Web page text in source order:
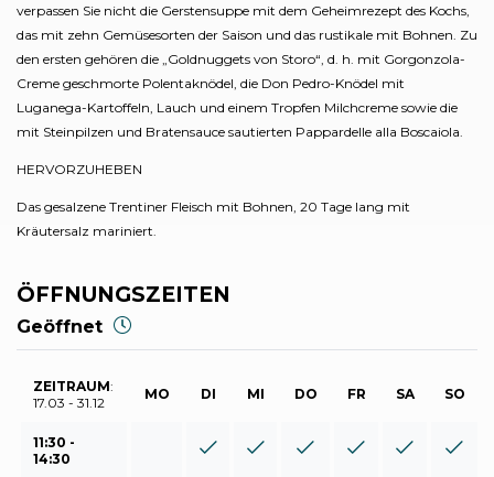
verpassen Sie nicht die Gerstensuppe mit dem Geheimrezept des Kochs,
das mit zehn Gemüsesorten der Saison und das rustikale mit Bohnen. Zu
den ersten gehören die „Goldnuggets von Storo“, d. h. mit Gorgonzola-
Creme geschmorte Polentaknödel, die Don Pedro-Knödel mit
Luganega-Kartoffeln, Lauch und einem Tropfen Milchcreme sowie die
mit Steinpilzen und Bratensauce sautierten Pappardelle alla Boscaiola.
HERVORZUHEBEN
Das gesalzene Trentiner Fleisch mit Bohnen, 20 Tage lang mit
Kräutersalz mariniert.
ÖFFNUNGSZEITEN
Geöffnet
ZEITRAUM:
17.03 - 31.12
MO DI MI DO FR SA SO
11:30 -
14:30